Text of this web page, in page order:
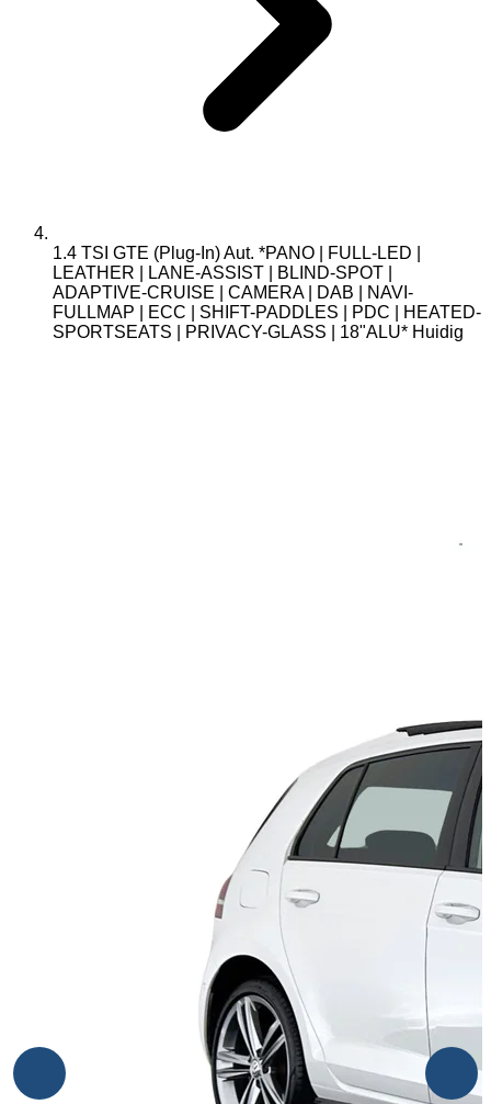
1.4 TSI GTE (Plug-In) Aut. *PANO | FULL-LED |
LEATHER | LANE-ASSIST | BLIND-SPOT |
ADAPTIVE-CRUISE | CAMERA | DAB | NAVI-
FULLMAP | ECC | SHIFT-PADDLES | PDC | HEATED-
SPORTSEATS | PRIVACY-GLASS | 18"ALU* Huidig